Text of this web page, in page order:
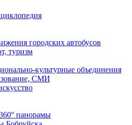
городских автобусов
туризм
культурные объединения
СМИ
панорамы